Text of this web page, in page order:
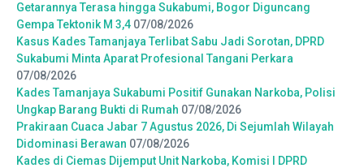
Getarannya Terasa hingga Sukabumi, Bogor Diguncang
Gempa Tektonik M 3,4 07/08/2026
Kasus Kades Tamanjaya Terlibat Sabu Jadi Sorotan, DPRD
Sukabumi Minta Aparat Profesional Tangani Perkara
07/08/2026
Kades Tamanjaya Sukabumi Positif Gunakan Narkoba, Polisi
Ungkap Barang Bukti di Rumah 07/08/2026
Prakiraan Cuaca Jabar 7 Agustus 2026, Di Sejumlah Wilayah
Didominasi Berawan 07/08/2026
Kades di Ciemas Dijemput Unit Narkoba, Komisi I DPRD